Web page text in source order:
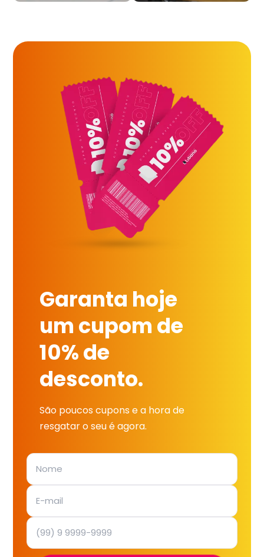
Garanta hoje
um cupom de
10% de
desconto.
São poucos cupons e a hora de
resgatar o seu é agora.